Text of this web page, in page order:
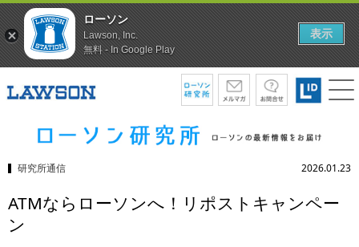
研究所通信 2026.01.23
ATMならローソンへ！リポストキャンペー
ン
ローソン
Lawson, Inc.
無料 - In Google Play
表示